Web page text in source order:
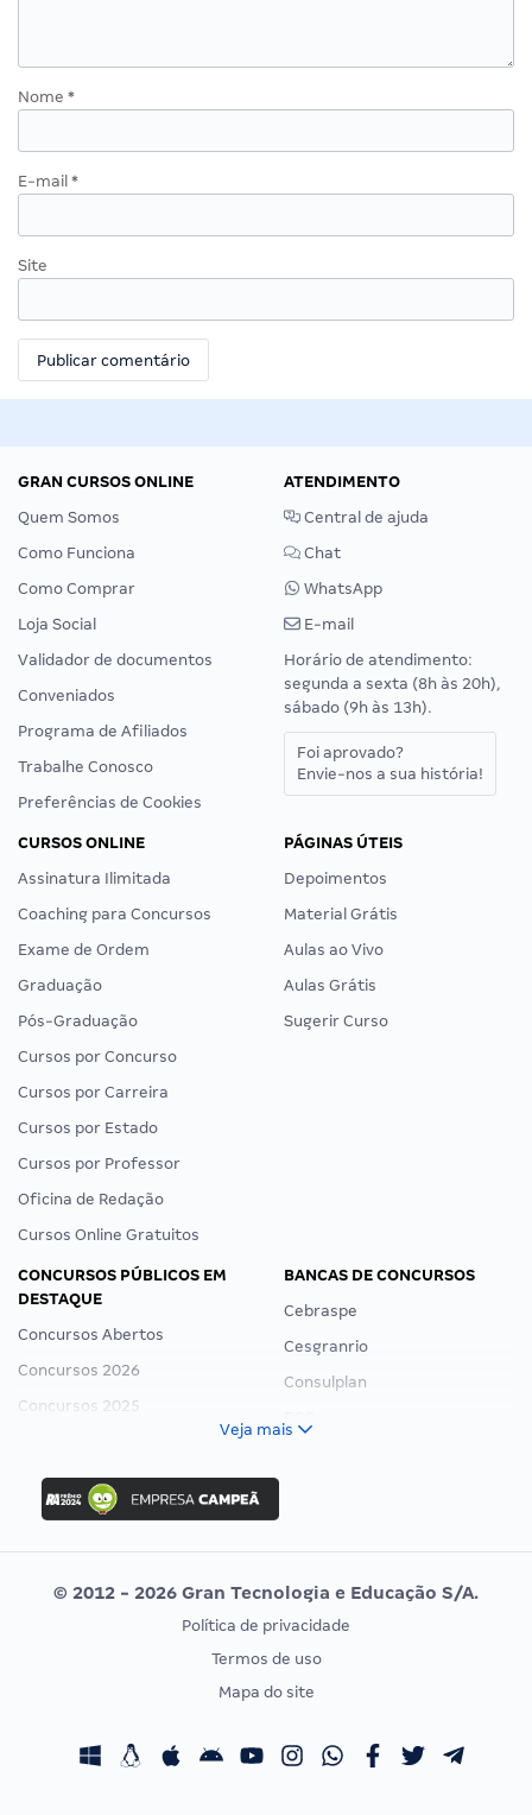
Nome *
E-mail *
Site
GRAN CURSOS ONLINE
Quem Somos
Como Funciona
Como Comprar
Loja Social
Validador de documentos
Conveniados
Programa de Afiliados
Trabalhe Conosco
Preferências de Cookies
ATENDIMENTO
Central de ajuda
Chat
WhatsApp
E-mail
Horário de atendimento:
segunda a sexta (8h às 20h),
sábado (9h às 13h).
Foi aprovado?
Envie-nos a sua história!
CURSOS ONLINE
Assinatura Ilimitada
Coaching para Concursos
Exame de Ordem
Graduação
Pós-Graduação
Cursos por Concurso
Cursos por Carreira
Cursos por Estado
Cursos por Professor
Oficina de Redação
Cursos Online Gratuitos
PÁGINAS ÚTEIS
Depoimentos
Material Grátis
Aulas ao Vivo
Aulas Grátis
Sugerir Curso
CONCURSOS PÚBLICOS EM
DESTAQUE
Concursos Abertos
Concursos 2026
Concursos 2025
Concurso Ibama
Concurso MPU
Editais publicados
BANCAS DE CONCURSOS
Cebraspe
Cesgranrio
Consulplan
Vunesp
CONCURSOS POR PROFISSÃO
Concursos Fiscais
EXAME DE ORDEM
Calendário OAB
Veja mais
© 2012 - 2026 Gran Tecnologia e Educação S/A.
Política de privacidade
Termos de uso
Mapa do site